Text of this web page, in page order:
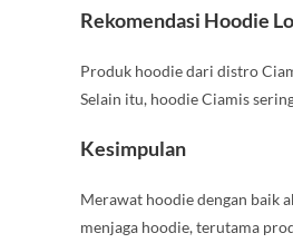
Rekomendasi Hoodie
Produk hoodie dari distro
Selain itu, hoodie Ciamis
Kesimpulan
Merawat hoodie dengan baik
menjaga hoodie, terutama